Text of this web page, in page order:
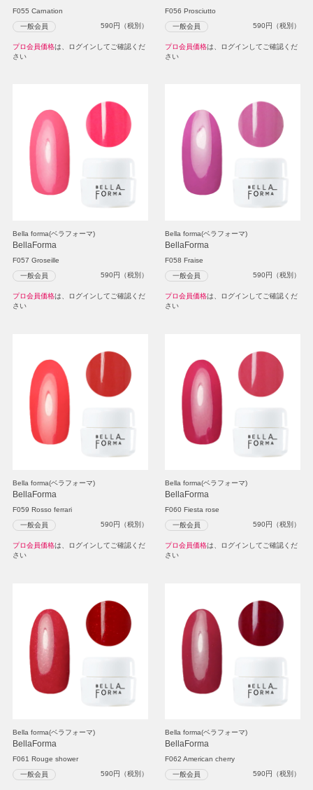
F055 Carnation
一般会員 590円（税別）
プロ会員価格は、ログインしてご確認くだ
さい
F056 Prosciutto
一般会員 590円（税別）
プロ会員価格は、ログインしてご確認くだ
さい
Bella forma(ベラフォーマ)
BellaForma
F057 Groseille
一般会員 590円（税別）
プロ会員価格は、ログインしてご確認くだ
さい
Bella forma(ベラフォーマ)
BellaForma
F058 Fraise
一般会員 590円（税別）
プロ会員価格は、ログインしてご確認くだ
さい
Bella forma(ベラフォーマ)
BellaForma
F059 Rosso ferrari
一般会員 590円（税別）
プロ会員価格は、ログインしてご確認くだ
さい
Bella forma(ベラフォーマ)
BellaForma
F060 Fiesta rose
一般会員 590円（税別）
プロ会員価格は、ログインしてご確認くだ
さい
Bella forma(ベラフォーマ)
BellaForma
F061 Rouge shower
一般会員 590円（税別）
Bella forma(ベラフォーマ)
BellaForma
F062 American cherry
一般会員 590円（税別）